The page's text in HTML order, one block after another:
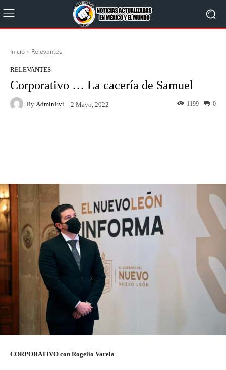
Inicio Relevantes
RELEVANTES
Corporativo … La cacería de Samuel
By AdminEvi 2 Mayo, 2022 0
1199
CORPORATIVO con Rogelio Varela